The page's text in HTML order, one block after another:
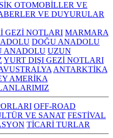
OTOMOBİLLER VE
VE DUYURULAR
GEZİ NOTLARI MARMARA
DOĞU ANADOLU
ANADOLU UZUN
YURT DIŞI GEZİ NOTLARI
ANTARKTİKA
AMERİKA
OFF-ROAD
VE SANAT FESTİVAL
TİCARİ TURLAR